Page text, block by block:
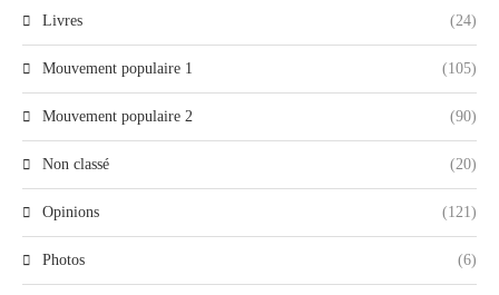
Livres (24)
Mouvement populaire 1 (105)
Mouvement populaire 2 (90)
Non classé (20)
Opinions (121)
Photos (6)